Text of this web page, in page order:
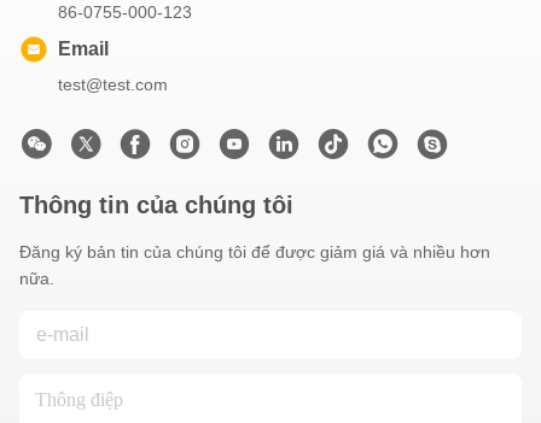
86-0755-000-123
Email
test@test.com
Thông tin của chúng tôi
Đăng ký bản tin của chúng tôi để được giảm giá và nhiều hơn
nữa.